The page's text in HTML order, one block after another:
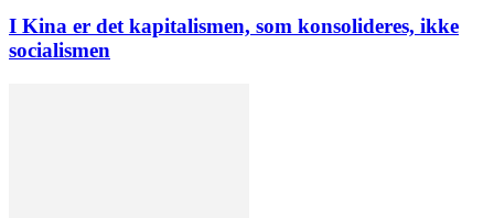
I Kina er det kapitalismen, som konsolideres, ikke
socialismen